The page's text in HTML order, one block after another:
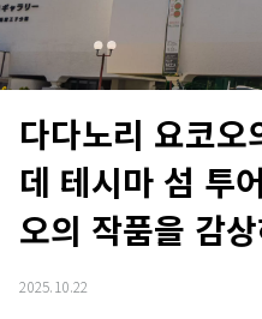
다다노리 요코
데 테시마 섬 투
오의 작품을 감
2025.10.22